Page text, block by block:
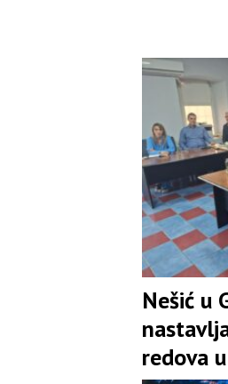
Nešić u
redova